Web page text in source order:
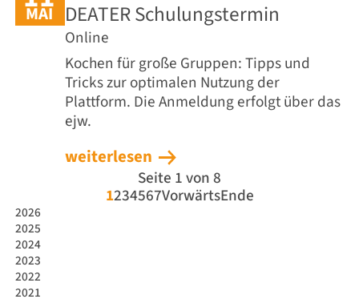
2026
2025
2024
2023
2022
2021
MAI DEATER Schulungstermin
Online
Kochen für große Gruppen: Tipps und
Tricks zur optimalen Nutzung der
Plattform. Die Anmeldung erfolgt über das
ejw.
weiterlesen
Seite 1 von 8
1234567VorwärtsEnde